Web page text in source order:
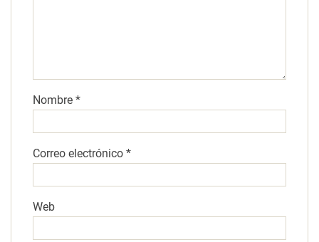
Nombre *
Correo electrónico *
Web